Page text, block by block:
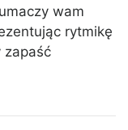
wam
rytmikę
zapaść